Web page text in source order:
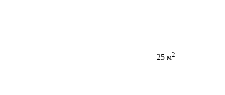
25 м2